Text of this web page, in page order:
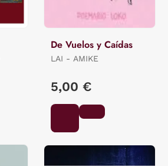
De Vuelos y Caídas
LAI - AMIKE
5,00 €